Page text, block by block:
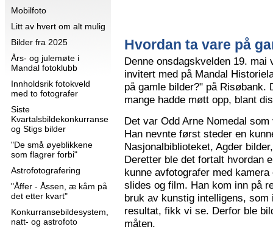
Mobilfoto
Litt av hvert om alt mulig
Bilder fra 2025
Års- og julemøte i
Mandal fotoklubb
Innholdsrik fotokveld
med to fotografer
Siste
Kvartalsbildekonkurranse
og Stigs bilder
"De små øyeblikkene
som flagrer forbi"
Astrofotografering
"Åffer - Åssen, æ kåm på
det etter kvart"
Konkurransebildesystem,
natt- og astrofoto
Hvordan ta vare på
Denne onsdagskvelden 19.
invitert med på Mandal
på gamle bilder?" på
mange hadde møtt opp, blant
Det var Odd Arne Nomedal
Han nevnte først steder en
Nasjonalbiblioteket, Agder
Deretter ble det fortalt hvordan
kunne avfotografer med
slides og film. Han kom inn på
bruk av kunstig intelligens,
resultat, fikk vi se. Derfor ble
måten.